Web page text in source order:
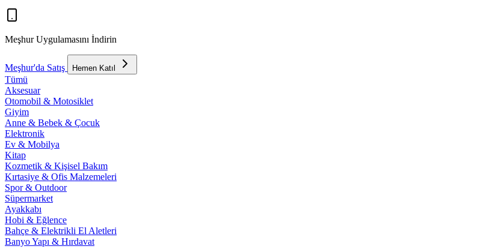
Meşhur Uygulamasını İndirin
Meşhur'da Satış Hemen Katıl
Tümü
Aksesuar
Otomobil & Motosiklet
Giyim
Anne & Bebek & Çocuk
Elektronik
Ev & Mobilya
Kitap
Kozmetik & Kişisel Bakım
Kırtasiye & Ofis Malzemeleri
Spor & Outdoor
Süpermarket
Ayakkabı
Hobi & Eğlence
Bahçe & Elektrikli El Aletleri
Banyo Yapı & Hırdavat